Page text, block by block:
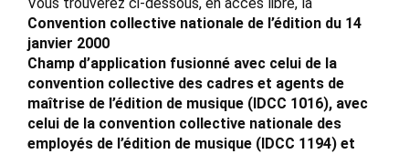
Convention collective nationale de l’édition du 14
janvier 2000
Champ d’application fusionné avec celui de la
convention collective des cadres et agents de
maîtrise de l’édition de musique (IDCC 1016), avec
celui de la convention collective nationale des
employés de l’édition de musique (IDCC 1194) et